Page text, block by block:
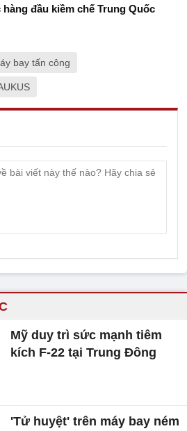
hàng đầu kiềm chế Trung Quốc
bay tấn công
Mỹ duy trì sức mạnh tiêm
kích F-22 tại Trung Đông
'Tử huyệt' trên máy bay ném